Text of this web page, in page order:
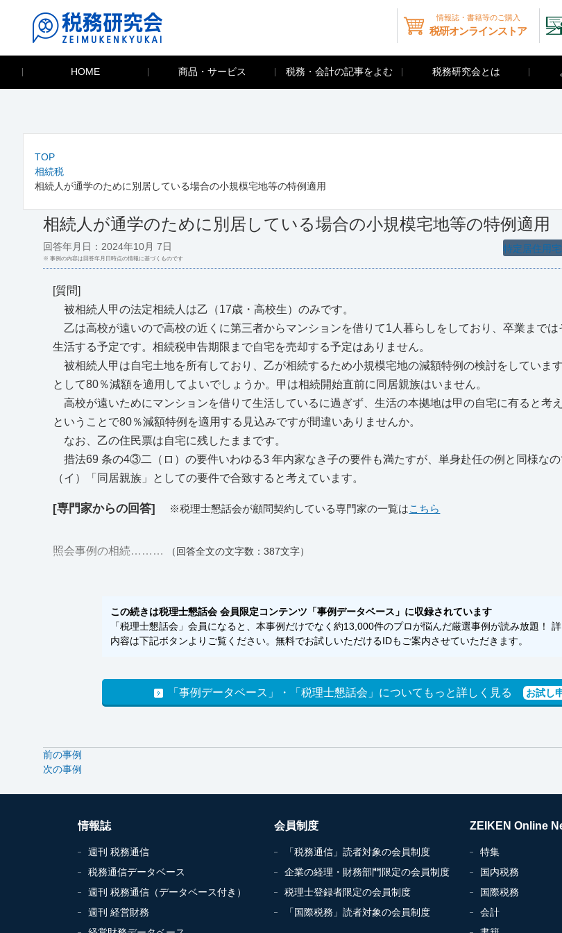
情報誌・書籍等のご購入
税研オンラインストア
HOME 商品・サービス 税務・会計の記事をよむ 税務研究会とは
TOP
相続税
相続人が通学のために別居している場合の小規模宅地等の特例適用
相続人が通学のために別居している場合の小規模宅地等の特例適用
特定居住用
回答年月日：2024年10月 7日
※ 事例の内容は回答年月日時点の情報に基づくものです
[質問]
被相続人甲の法定相続人は乙（17歳・高校生）のみです。
乙は高校が遠いので高校の近くに第三者からマンションを借りて1人暮らしをしており、卒業まで
生活する予定です。相続税申告期限まで自宅を売却する予定はありません。
被相続人甲は自宅土地を所有しており、乙が相続するため小規模宅地の減額特例の検討をしていま
として80％減額を適用してよいでしょうか。甲は相続開始直前に同居親族はいません。
高校が遠いためにマンションを借りて生活しているに過ぎず、生活の本拠地は甲の自宅に有ると考
ということで80％減額特例を適用する見込みですが間違いありませんか。
なお、乙の住民票は自宅に残したままです。
措法69 条の4③二（ロ）の要件いわゆる3 年内家なき子の要件も満たすが、単身赴任の例と同様な
（イ）「同居親族」としての要件で合致すると考えています。
[専門家からの回答] ※税理士懇話会が顧問契約している専門家の一覧はこちら
照会事例の相続……… （回答全文の文字数：387文字）
この続きは税理士懇話会 会員限定コンテンツ「事例データベース」に収録されています
「税理士懇話会」会員になると、本事例だけでなく約13,000件のプロが悩んだ厳選事例が読み放題！
内容は下記ボタンよりご覧ください。無料でお試しいただけるIDもご案内させていただきます。
「事例データベース」・「税理士懇話会」についてもっと詳しく見る お試し
前の事例
次の事例
情報誌
週刊 税務通信
税務通信データベース
週刊 税務通信（データベース付き）
週刊 経営財務
会員制度
「税務通信」読者対象の会員制度
企業の経理・財務部門限定の会員制度
税理士登録者限定の会員制度
「国際税務」読者対象の会員制度
ZEIKEN Online
特集
国内税務
国際税務
会計